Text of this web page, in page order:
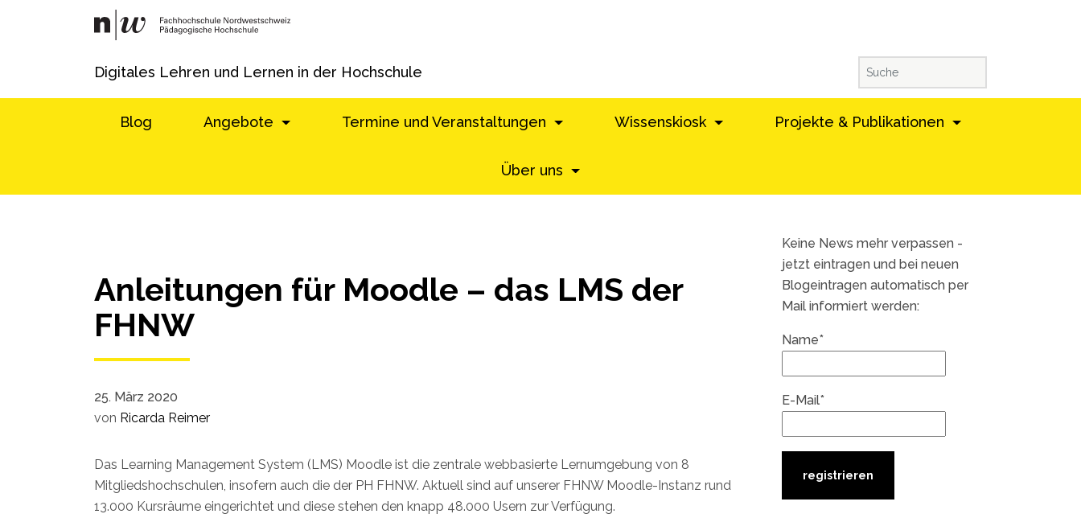
Digitales Lehren und Lernen in der Hochschule
Blog Angebote Termine und Veranstaltungen Wissenskiosk Projekte & Publikationen
Über uns
Anleitungen für Moodle – das LMS der
FHNW
25. März 2020
von Ricarda Reimer
Das Learning Management System (LMS) Moodle ist die zentrale webbasierte Lernumgebung von 8
Mitgliedshochschulen, insofern auch die der PH FHNW. Aktuell sind auf unserer FHNW Moodle-Instanz rund
13.000 Kursräume eingerichtet und diese stehen den knapp 48.000 Usern zur Verfügung.
Keine News mehr verpassen -
jetzt eintragen und bei neuen
Blogeintragen automatisch per
Mail informiert werden:
Name*
E-Mail*